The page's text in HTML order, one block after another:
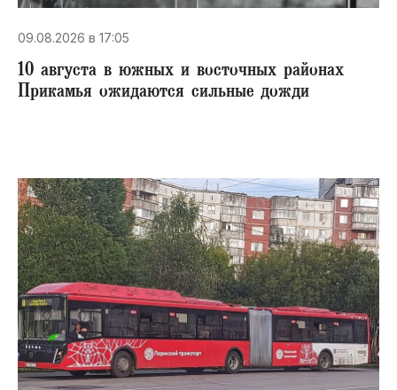
09.08.2026 в 17:05
10 августа в южных и восточных районах
Прикамья ожидаются сильные дожди